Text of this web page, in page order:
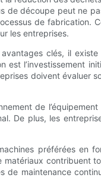
découpe peut ne
de fabrication.
les entreprises.
clés, il
l’investissement
doivent évaluer
de
De plus, les
préférées en
contribuent
de maintenance